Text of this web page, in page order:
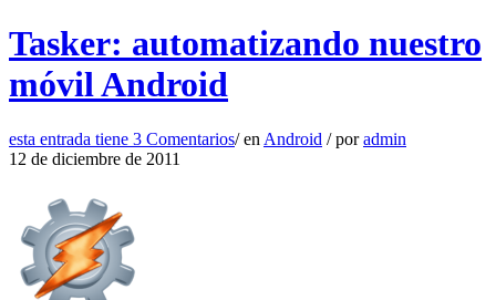
Tasker: automatizando nuestro
móvil Android
esta entrada tiene 3 Comentarios/ en Android / poradmin
12 de diciembre de 2011